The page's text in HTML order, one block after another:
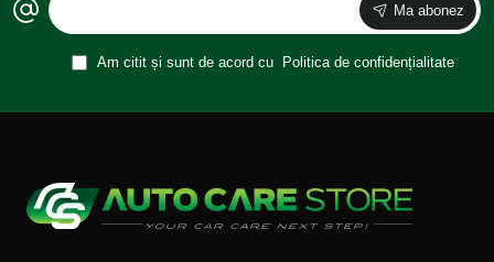
Ma abonez
Am citit și sunt de acord cu Politica de confidențialitate